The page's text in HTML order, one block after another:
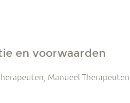
en voorwaarden
Manueel